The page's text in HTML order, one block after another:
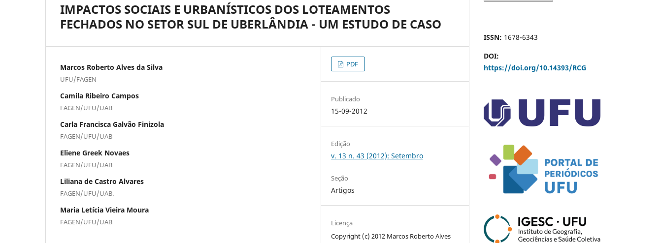
IMPACTOS SOCIAIS E URBANÍSTICOS DOS LOTEAMENTOS
FECHADOS NO SETOR SUL DE UBERLÂNDIA - UM ESTUDO DE CASO
Marcos Roberto Alves da Silva
UFU/FAGEN
Camila Ribeiro Campos
FAGEN/UFU/UAB
Carla Francisca Galvão Finizola
FAGEN/UFU/UAB
Eliene Greek Novaes
FAGEN/UFU/UAB
Liliana de Castro Alvares
FAGEN/UFU/UAB.
Maria Letícia Vieira Moura
FAGEN/UFU/UAB
PDF
Publicado
15-09-2012
Edição
v. 13 n. 43 (2012): Setembro
Seção
Artigos
Licença
Copyright (c) 2012 Marcos Roberto Alves
ISSN: 1678-6343
DOI:
https://doi.org/10.14393/RCG